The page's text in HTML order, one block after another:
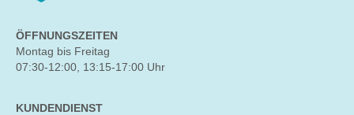
ÖFFNUNGSZEITEN
Montag bis Freitag
07:30-12:00, 13:15-17:00 Uhr
KUNDENDIENST